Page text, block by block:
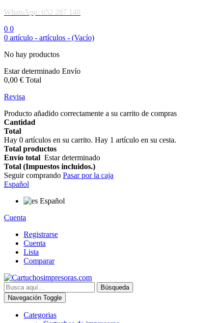
WhatsApp: 652 287 148
0 0
0 artículo - artículos - (Vacío)
No hay productos
Estar determinado Envío
0,00 € Total
Revisa
Producto añadido correctamente a su carrito de compras
Cantidad
Total
Hay 0 artículos en su carrito. Hay 1 artículo en su cesta.
Total productos
Envío total Estar determinado
Total (Impuestos incluidos.)
Seguir comprando Pasar por la caja
Español
Español
Cuenta
Registrarse
Cuenta
Lista
Comparar
Búsqueda
Navegación Toggle
Categorias